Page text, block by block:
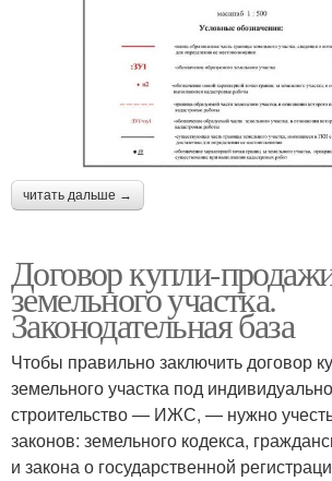
читать дальше →
Договор купли-
земельного участка.
Законодательная база
Чтобы правильно заключить договор
земельного участка под
строительство — ИЖС, — нужно
законов: земельного кодекса,
и закона о государственной